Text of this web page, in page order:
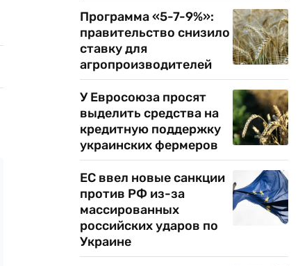
Программа «5-7-9%»:
правительство снизило
ставку для
агропроизводителей
У Евросоюза просят
выделить средства на
кредитную поддержку
украинских фермеров
ЕС ввел новые санкции
против РФ из-за
массированных
российских ударов по
Украине